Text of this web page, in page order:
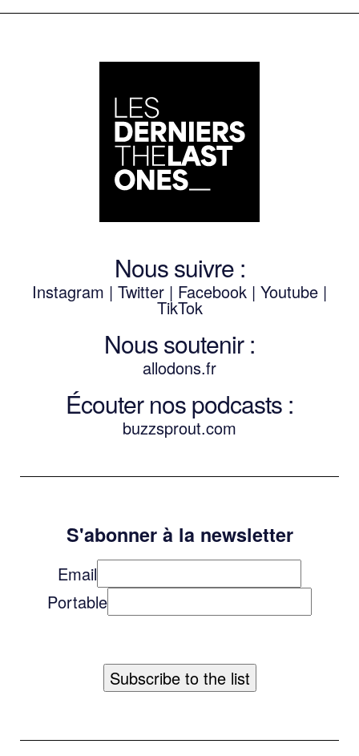
Nous suivre :
Instagram | Twitter | Facebook | Youtube |
TikTok
Nous soutenir :
allodons.fr
Écouter nos podcasts :
buzzsprout.com
S'abonner à la newsletter
Email
Portable